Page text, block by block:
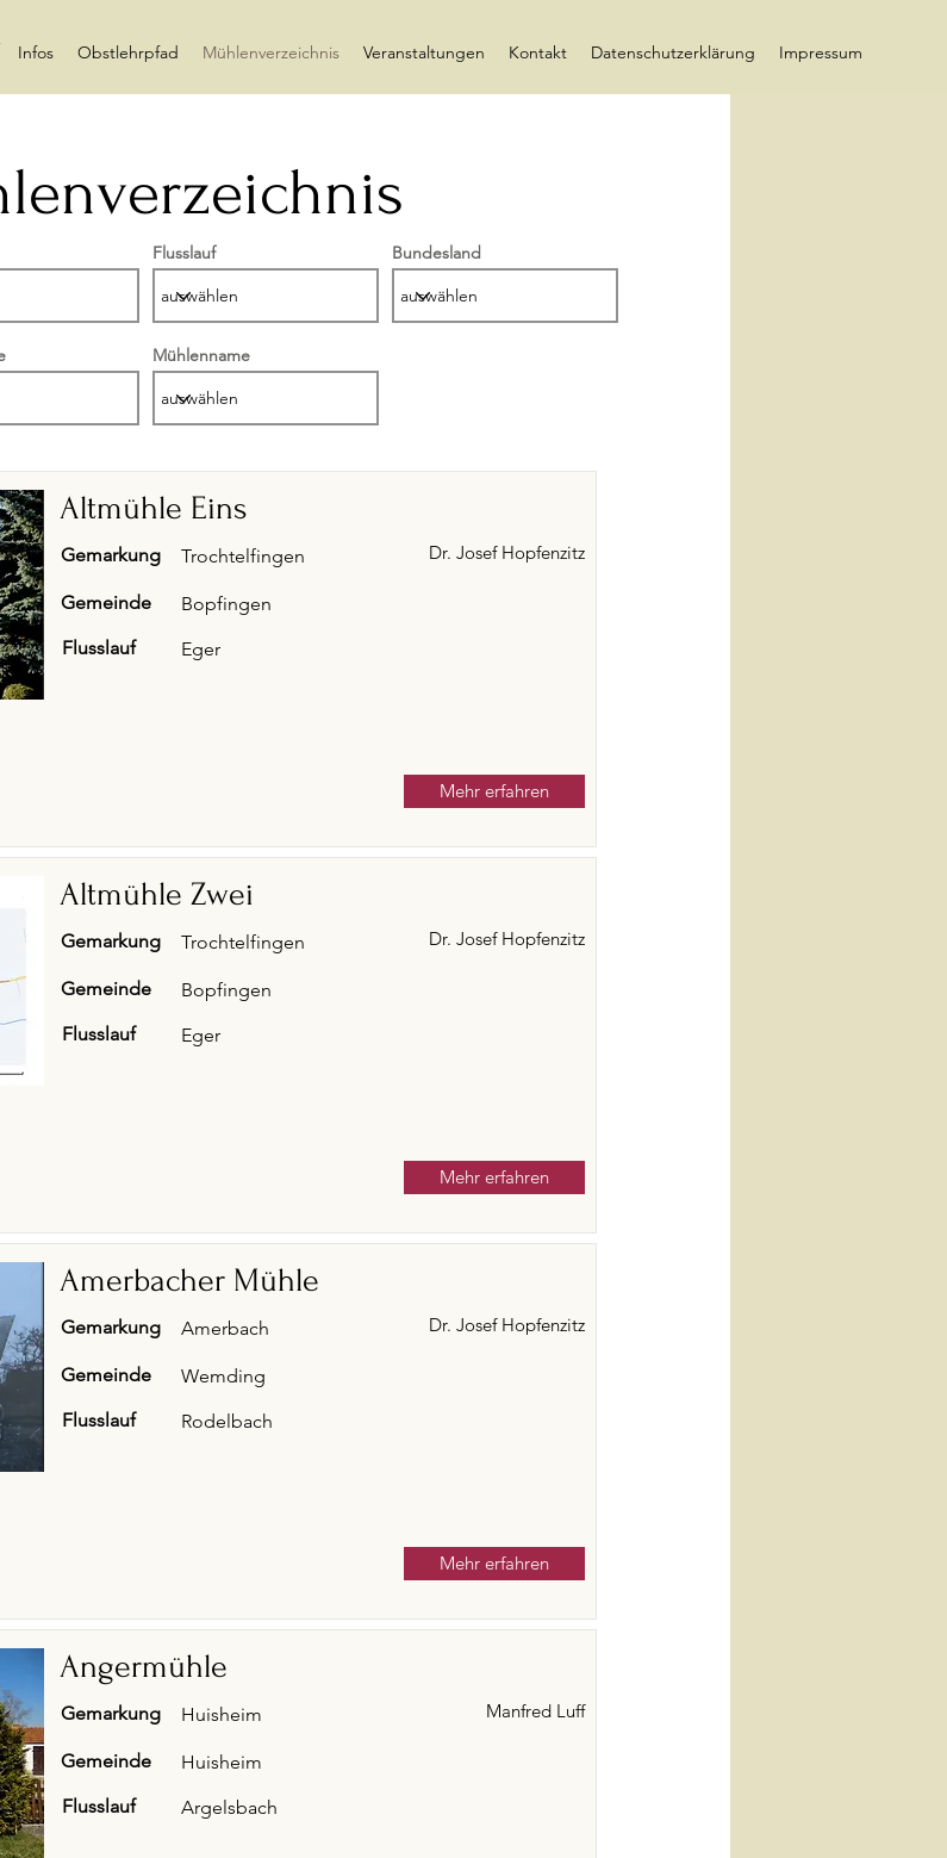
Infos Obstlehrpfad Mühlenverzeichnis Veranstaltungen Kontakt Datenschutzerklärung Impressum
Flusslauf Bundesland
Mühlenname
Altmühle Eins
Dr. Josef Hopfenzitz
Gemarkung Trochtelfingen
Gemeinde
Bopfingen
Flusslauf
Eger
Mehr erfahren
Altmühle Zwei
Dr. Josef Hopfenzitz
Gemarkung Trochtelfingen
Gemeinde
Bopfingen
Flusslauf
Eger
Mehr erfahren
Amerbacher Mühle
Dr. Josef Hopfenzitz
Gemarkung Amerbach
Gemeinde
Wemding
Flusslauf
Rodelbach
Mehr erfahren
Angermühle
Manfred Luff
Gemarkung Huisheim
Gemeinde
Huisheim
Flusslauf
Argelsbach